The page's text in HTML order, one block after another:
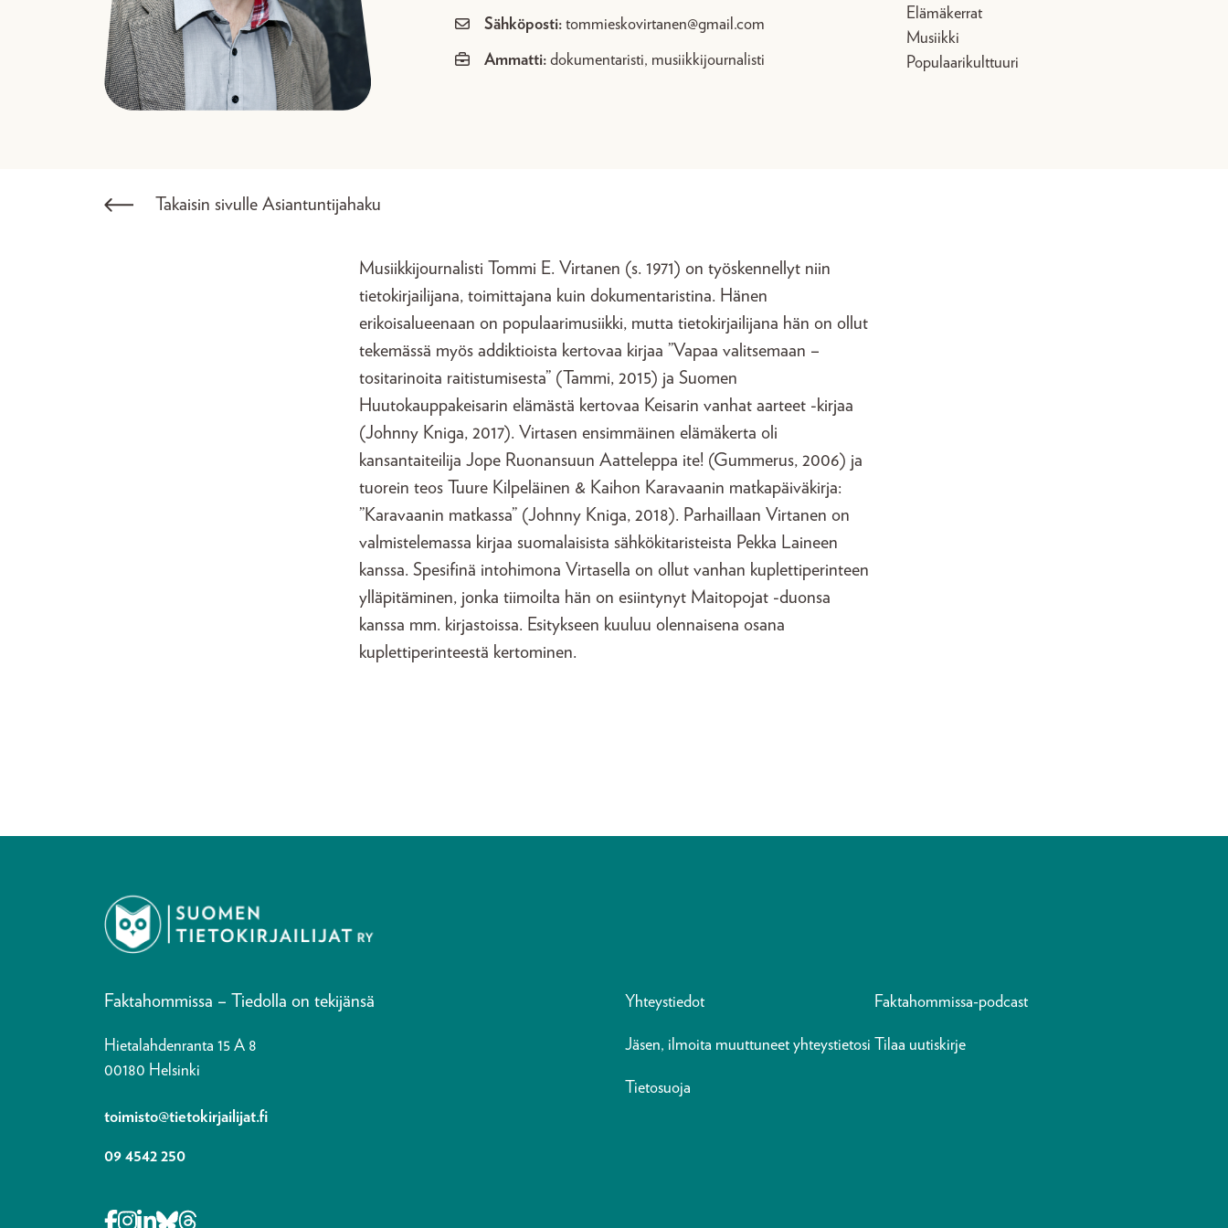
Sähköposti: tommieskovirtanen@gmail.com
Ammatti: dokumentaristi, musiikkijournalisti
Elämäkerrat
Musiikki
Populaarikulttuuri
Takaisin sivulle Asiantuntijahaku
Musiikkijournalisti Tommi E. Virtanen (s. 1971) on työskennellyt niin
tietokirjailijana, toimittajana kuin dokumentaristina. Hänen
erikoisalueenaan on populaarimusiikki, mutta tietokirjailijana hän on ollut
tekemässä myös addiktioista kertovaa kirjaa ”Vapaa valitsemaan –
tositarinoita raitistumisesta” (Tammi, 2015) ja Suomen
Huutokauppakeisarin elämästä kertovaa Keisarin vanhat aarteet -kirjaa
(Johnny Kniga, 2017). Virtasen ensimmäinen elämäkerta oli
kansantaiteilija Jope Ruonansuun Aatteleppa ite! (Gummerus, 2006) ja
tuorein teos Tuure Kilpeläinen & Kaihon Karavaanin matkapäiväkirja:
”Karavaanin matkassa” (Johnny Kniga, 2018). Parhaillaan Virtanen on
valmistelemassa kirjaa suomalaisista sähkökitaristeista Pekka Laineen
kanssa. Spesifinä intohimona Virtasella on ollut vanhan kuplettiperinteen
ylläpitäminen, jonka tiimoilta hän on esiintynyt Maitopojat -duonsa
kanssa mm. kirjastoissa. Esitykseen kuuluu olennaisena osana
kuplettiperinteestä kertominen.
Faktahommissa – Tiedolla on tekijänsä
Hietalahdenranta 15 A 8
00180 Helsinki
toimisto@tietokirjailijat.fi
09 4542 250
Yhteystiedot Faktahommissa-podcast
Jäsen, ilmoita muuttuneet yhteystietosi Tilaa uutiskirje
Tietosuoja
Opens in a new tab Facebook-f
Opens in a new tab Instagram
Opens in a new tab Linkedin-in
Opens in a new tab Bluesky